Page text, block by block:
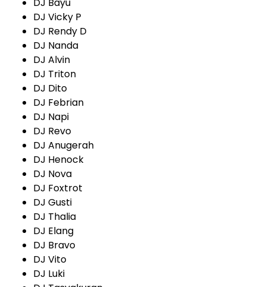
DJ Vicky P
DJ Rendy D
DJ Nanda
DJ Alvin
DJ Triton
DJ Dito
DJ Febrian
DJ Napi
DJ Revo
DJ Anugerah
DJ Henock
DJ Nova
DJ Foxtrot
DJ Gusti
DJ Thalia
DJ Elang
DJ Bravo
DJ Vito
DJ Luki